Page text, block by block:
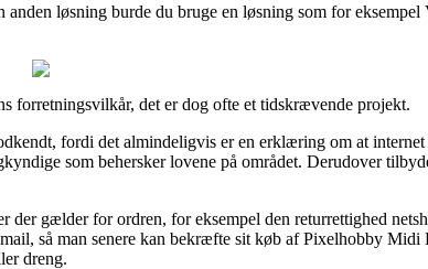
løsning burde du bruge en løsning som for
forretningsvilkår, det er dog ofte et tidskrævende projekt.
fordi det almindeligvis er en erklæring om at internet
som behersker lovene på området. Derudover
gælder for ordren, for eksempel den returrettighed
så man senere kan bekræfte sit køb af Pixelhobby Midi
dreng.